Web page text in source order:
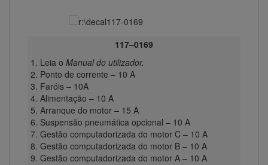
117–0169
Leia o Manual do utilizador.
Ponto de corrente – 10 A
Faróis – 10A
Alimentação – 10 A
Arranque do motor – 15 A
Suspensão pneumática opcional – 10 A
Gestão computadorizada do motor C – 10 A
Gestão computadorizada do motor B – 10 A
Gestão computadorizada do motor A – 10 A